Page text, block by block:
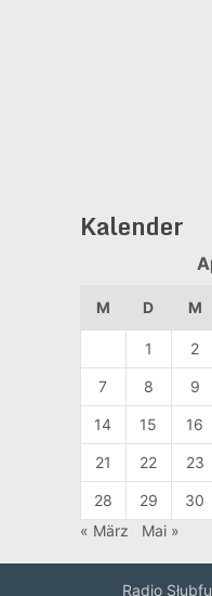
Kalender
M D M
1 2
7 8 9
14 15 16
21 22 23
28 29 30
« März
Mai »
Radio